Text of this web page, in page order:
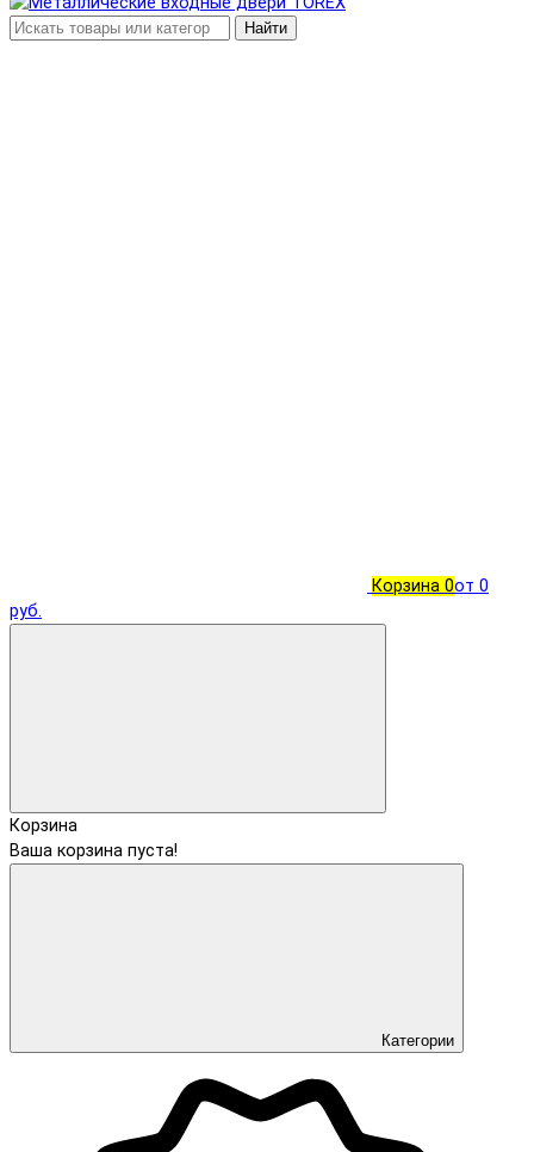
Найти
Корзина 0от 0
руб.
Корзина
Ваша корзина пуста!
Категории